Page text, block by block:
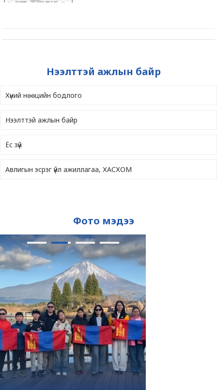
Нээлттэй ажлын байр
Хүний нөөцийн бодлого
Нээлттэй ажлын байр
Ёс зүй
Авлигын эсрэг үйл ажиллагаа, ХАСХОМ
Фото мэдээ